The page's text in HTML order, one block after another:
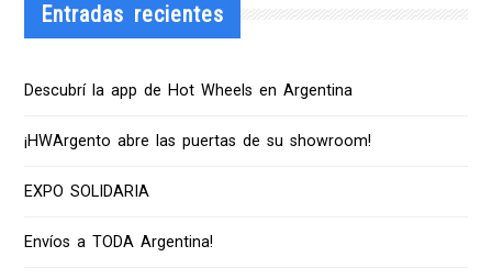
Entradas recientes
Descubrí la app de Hot Wheels en Argentina
¡HWArgento abre las puertas de su showroom!
EXPO SOLIDARIA
Envíos a TODA Argentina!